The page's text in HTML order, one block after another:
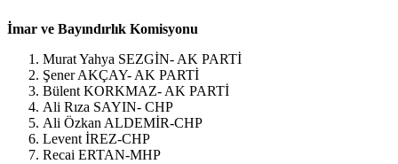
İmar ve Bayındırlık Komisyonu
Murat Yahya SEZGİN- AK PARTİ
Şener AKÇAY- AK PARTİ
Bülent KORKMAZ- AK PARTİ
Ali Rıza SAYIN- CHP
Ali Özkan ALDEMİR-CHP
Levent İREZ-CHP
Recai ERTAN-MHP